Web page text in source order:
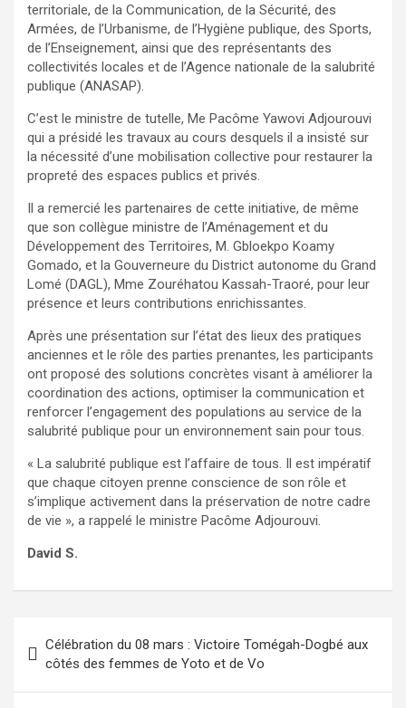
territoriale, de la Communication, de la Sécurité, des
Armées, de l’Urbanisme, de l’Hygiène publique, des Sports,
de l’Enseignement, ainsi que des représentants des
collectivités locales et de l’Agence nationale de la salubrité
publique (ANASAP).
C’est le ministre de tutelle, Me Pacôme Yawovi Adjourouvi
qui a présidé les travaux au cours desquels il a insisté sur
la nécessité d’une mobilisation collective pour restaurer la
propreté des espaces publics et privés.
Il a remercié les partenaires de cette initiative, de même
que son collègue ministre de l’Aménagement et du
Développement des Territoires, M. Gbloekpo Koamy
Gomado, et la Gouverneure du District autonome du Grand
Lomé (DAGL), Mme Zouréhatou Kassah-Traoré, pour leur
présence et leurs contributions enrichissantes.
Après une présentation sur l’état des lieux des pratiques
anciennes et le rôle des parties prenantes, les participants
ont proposé des solutions concrètes visant à améliorer la
coordination des actions, optimiser la communication et
renforcer l’engagement des populations au service de la
salubrité publique pour un environnement sain pour tous.
« La salubrité publique est l’affaire de tous. Il est impératif
que chaque citoyen prenne conscience de son rôle et
s’implique activement dans la préservation de notre cadre
de vie », a rappelé le ministre Pacôme Adjourouvi.
David S.
de
l’article
Célébration du 08 mars : Victoire Tomégah-Dogbé aux
côtés des femmes de Yoto et de Vo